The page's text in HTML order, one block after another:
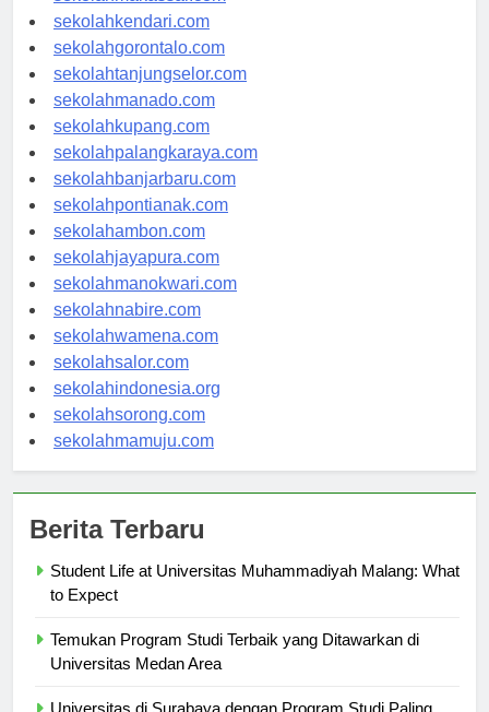
sekolahmakassar.com
sekolahkendari.com
sekolahgorontalo.com
sekolahtanjungselor.com
sekolahmanado.com
sekolahkupang.com
sekolahpalangkaraya.com
sekolahbanjarbaru.com
sekolahpontianak.com
sekolahambon.com
sekolahjayapura.com
sekolahmanokwari.com
sekolahnabire.com
sekolahwamena.com
sekolahsalor.com
sekolahindonesia.org
sekolahsorong.com
Student Life at Universitas Muhammadiyah Malang: What
Temukan Program Studi Terbaik yang Ditawarkan di